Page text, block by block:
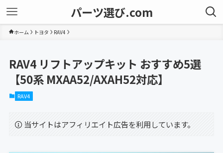
パーツ選び.com
ホーム トヨタ RAV4
RAV4 リフトアップキット おすすめ5選
【50系 MXAA52/AXAH52対応】
RAV4
当サイトはアフィリエイト広告を利用しています。